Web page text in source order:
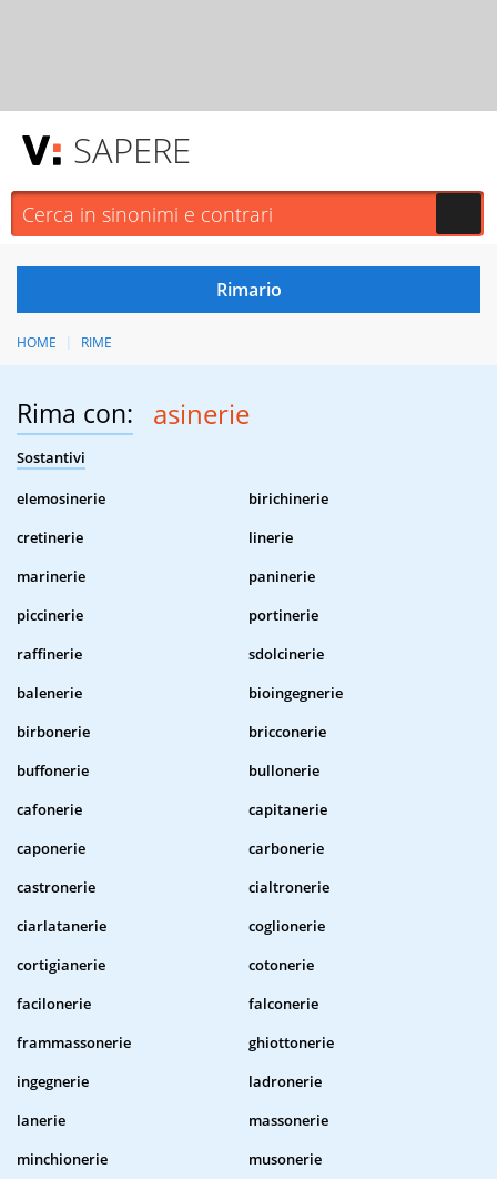
SAPERE
HOME RIME
Rima con: asinerie
Sostantivi
elemosinerie
birichinerie
cretinerie
linerie
marinerie
paninerie
piccinerie
portinerie
raffinerie
sdolcinerie
balenerie
bioingegnerie
birbonerie
bricconerie
buffonerie
bullonerie
cafonerie
capitanerie
caponerie
carbonerie
castronerie
cialtronerie
ciarlatanerie
coglionerie
cortigianerie
cotonerie
facilonerie
falconerie
frammassonerie
ghiottonerie
ingegnerie
ladronerie
lanerie
massonerie
minchionerie
musonerie